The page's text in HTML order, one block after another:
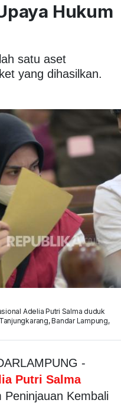
Hukum
satu aset
yang dihasilkan.
Adelia Putri Salma duduk
Bandar Lampung,
-
Putri Salma
Kembali